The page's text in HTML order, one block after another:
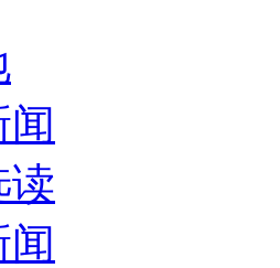
闻
读
闻